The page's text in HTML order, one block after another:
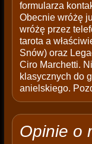
formularza
Obecnie wróżę
wróżę przez
tarota a
Snów) oraz
Ciro Marchetti.
klasycznych do
anielskiego.
Opinie o